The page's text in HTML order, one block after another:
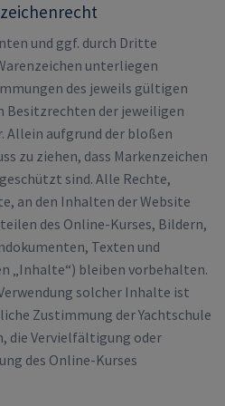
und ggf. durch Dritte
unterliegen
des jeweils gültigen
Besitzrechten der jeweiligen
Allein aufgrund der bloßen
zu ziehen, dass Markenzeichen
sind. Alle Rechte,
an den Inhalten der Website
des Online-Kurses, Bildern,
Texten und
„Inhalte“) bleiben vorbehalten.
solcher Inhalte ist
Zustimmung der Yachtschule
die Vervielfältigung oder
des Online-Kurses